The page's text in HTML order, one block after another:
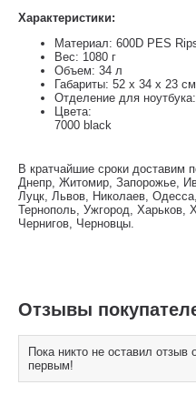
Характеристики:
Материал: 600D PES
Вес: 1080 г
Объем: 34 л
Габариты: 52 х 34 х 23 см
Отделение для
Цвета:
7000 black
В кратчайшие сроки доставим
Днепр, Житомир, Запорожье,
Луцк, Львов, Николаев,
Тернополь, Ужгород, Харьков,
Чернигов, Черновцы.
Отзывы
Пока никто не оставил отзыв
первым!